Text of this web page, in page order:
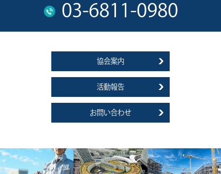
03-6811-0980
協会案内
活動報告
お問い合わせ